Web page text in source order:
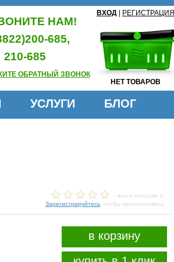
НАМ!
685,
210-685
ОБРАТНЫЙ ЗВОНОК
ВХОД РЕГИСТРАЦИЯ
НЕТ ТОВАРОВ
УСЛУГИ БЛОГ
- всего голосов: 0
Зарегистрируйтесь , чтобы проголосовать
в корзину